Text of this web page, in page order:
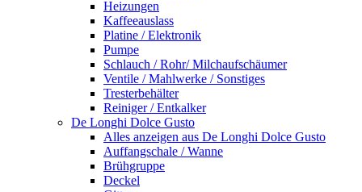
Heizungen
Kaffeeauslass
Platine / Elektronik
Pumpe
Schlauch / Rohr/ Milchaufschäumer
Ventile / Mahlwerke / Sonstiges
Tresterbehälter
Reiniger / Entkalker
De Longhi Dolce Gusto
Alles anzeigen aus De Longhi Dolce Gusto
Auffangschale / Wanne
Brühgruppe
Deckel